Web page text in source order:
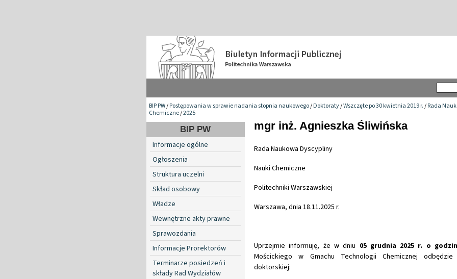
BIP PW/Postępowania w sprawie nadania stopnia naukowego/Doktoraty/Wszczęte po 30 kwietnia 2019 r./Rada
Chemiczne/2025
BIP PW
Informacje ogólne
Ogłoszenia
Struktura uczelni
Skład osobowy
Władze
Wewnętrzne akty prawne
Sprawozdania
Informacje Prorektorów
Terminarze posiedzeń i
składy Rad Wydziałów
mgr inż. Agnieszka Śliwińska
Rada Naukowa Dyscypliny
Nauki Chemiczne
Politechniki Warszawskiej
Warszawa, dnia 18.11.2025 r.
Uprzejmie informuję, że w dniu 05 grudnia 2025 r. o
Mościckiego w Gmachu Technologii Chemicznej
doktorskiej: